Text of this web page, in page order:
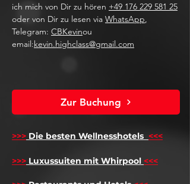
ich mich von Dir zu hören +49 176 229 581 25
oder von Dir zu lesen via WhatsApp,
Telegram: CBKevinou
email:kevin.highclass@gmail.com
Zur Buchung
>>> Die besten Wellnesshotels <<<
>>> Luxussuiten mit Whirpool <<<